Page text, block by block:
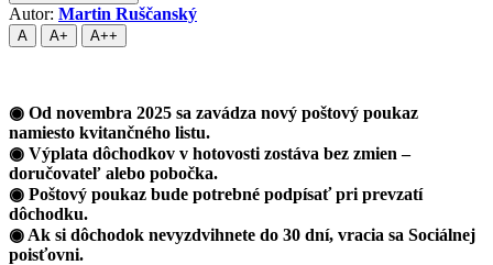
Autor: Martin Ruščanský
A A+ A++
◉ Od novembra 2025 sa zavádza nový poštový poukaz
namiesto kvitančného listu.
◉ Výplata dôchodkov v hotovosti zostáva bez zmien –
doručovateľ alebo pobočka.
◉ Poštový poukaz bude potrebné podpísať pri prevzatí
dôchodku.
◉ Ak si dôchodok nevyzdvihnete do 30 dní, vracia sa Sociálnej
poisťovni.